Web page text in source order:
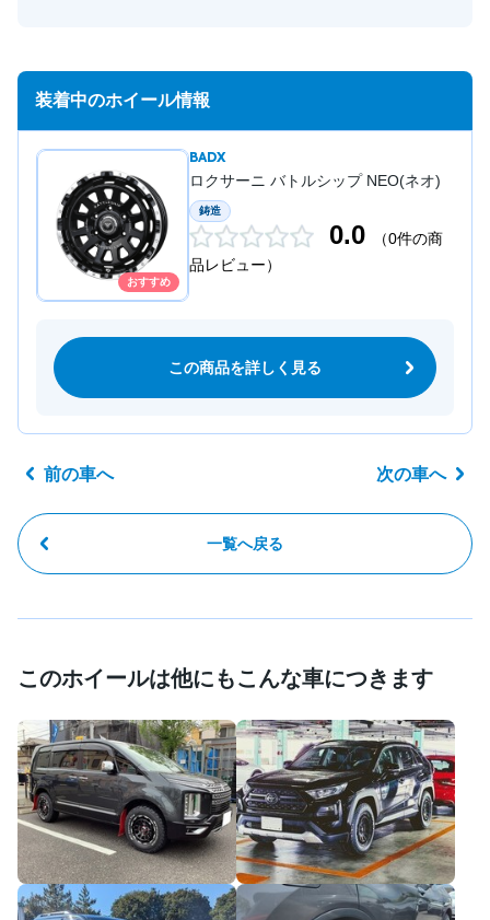
装着中のホイール情報
おすすめ
BADX
ロクサーニ バトルシップ NEO(ネオ)
鋳造
0.0
（0件の商
品レビュー）
この商品を詳しく見る
前の車へ
一覧へ戻る
次の車へ
このホイールは他にもこんな車につきます